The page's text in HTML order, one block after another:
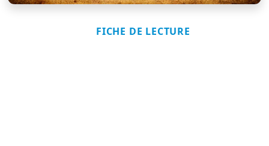
FICHE DE LECTURE